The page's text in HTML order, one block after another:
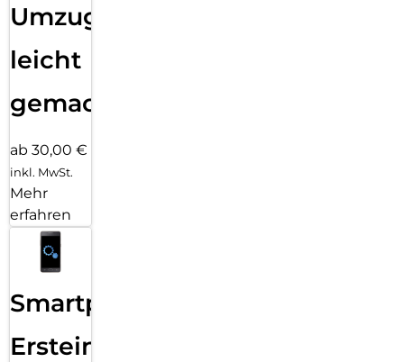
Umzug
leicht
gemacht!
ab 30,00 €
inkl. MwSt.
Mehr
erfahren
Smartphone
Ersteinrichtung